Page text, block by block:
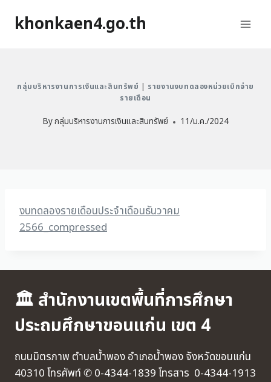
khonkaen4.go.th
กลุ่มบริหารงานการเงินและสินทรัพย์ | รายงานงบทดลองหน่วยเบิกจ่าย
รายเดือน
Byกลุ่มบริหารงานการเงินและสินทรัพย์ 11/ม.ค./2024
งบทดลองรายเดือนประจำเดือนธันวาคม
2566_compressed
🏛 สำนักงานเขตพื้นที่การศึกษา
ประถมศึกษาขอนแก่น เขต 4
ถนนมิตรภาพ ตำบลน้ำพอง อำเภอน้ำพอง จังหวัดขอนแก่น
40310 โทรศัพท์ ✆ 0-4344-1839 โทรสาร 0-4344-1913